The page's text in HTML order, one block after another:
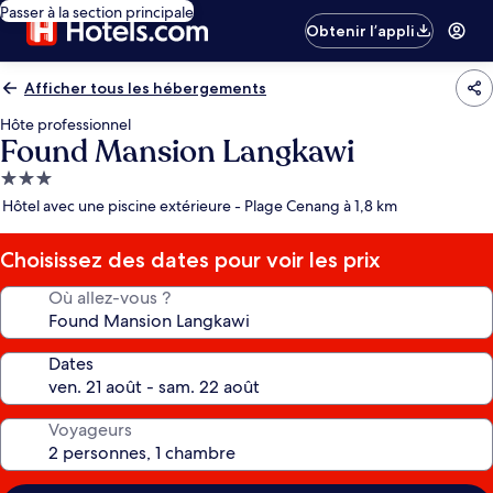
Passer à la section principale
Obtenir l’appli
Afficher tous les hébergements
Hôte professionnel
Found Mansion Langkawi
Hébergement
3.0 étoiles
Hôtel avec une piscine extérieure - Plage Cenang à 1,8 km
Choisissez des dates pour voir les prix
Où allez-vous ?
Dates
Voyageurs